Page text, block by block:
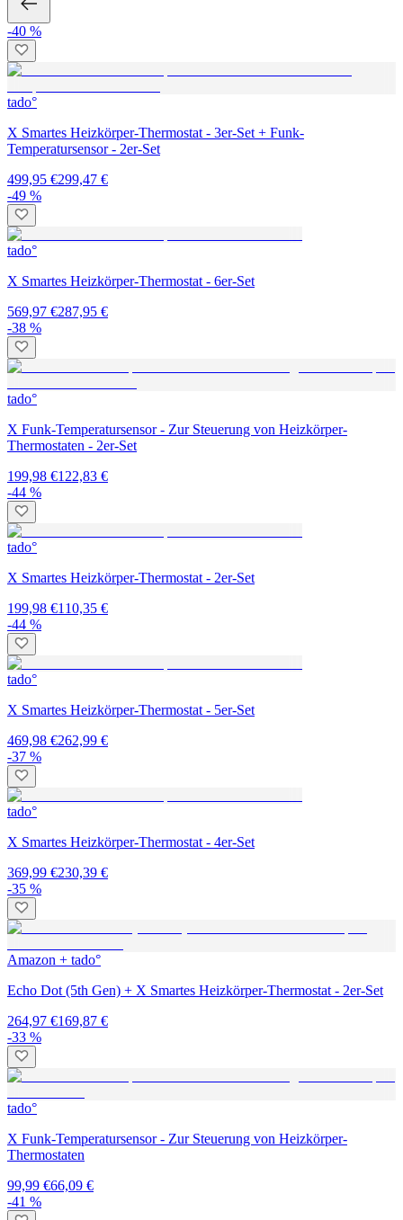
-40 %
tado°
X Smartes Heizkörper-Thermostat - 3er-Set + Funk-
Temperatursensor - 2er-Set
499,95 €299,47 €
-49 %
tado°
X Smartes Heizkörper-Thermostat - 6er-Set
569,97 €287,95 €
-38 %
tado°
X Funk-Temperatursensor - Zur Steuerung von Heizkörper-
Thermostaten - 2er-Set
199,98 €122,83 €
-44 %
tado°
X Smartes Heizkörper-Thermostat - 2er-Set
199,98 €110,35 €
-44 %
tado°
X Smartes Heizkörper-Thermostat - 5er-Set
469,98 €262,99 €
-37 %
tado°
X Smartes Heizkörper-Thermostat - 4er-Set
369,99 €230,39 €
-35 %
Amazon + tado°
Echo Dot (5th Gen) + X Smartes Heizkörper-Thermostat - 2er-Set
264,97 €169,87 €
-33 %
tado°
X Funk-Temperatursensor - Zur Steuerung von Heizkörper-
Thermostaten
99,99 €66,09 €
-41 %